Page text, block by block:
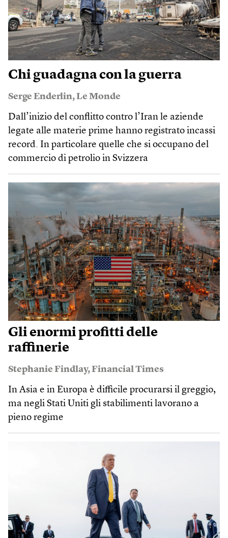
Chi guadagna con la guerra
Serge Enderlin,Le Monde
Dall’inizio del conflitto contro l’Iran le aziende
legate alle materie prime hanno registrato incassi
record. In particolare quelle che si occupano del
commercio di petrolio in Svizzera
Gli enormi profitti delle
raffinerie
Stephanie Findlay,Financial Times
In Asia e in Europa è difficile procurarsi il greggio,
ma negli Stati Uniti gli stabilimenti lavorano a
pieno regime